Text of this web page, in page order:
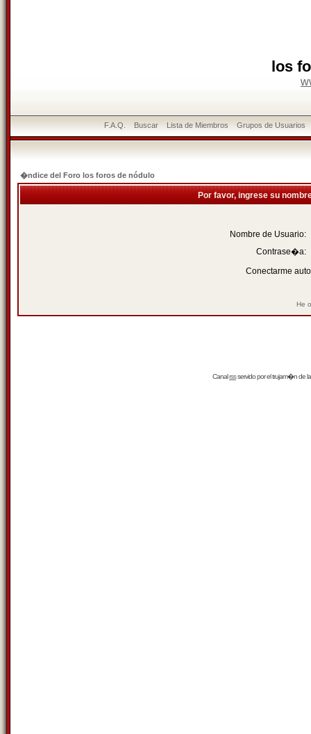
los
F.A.Q. Buscar Lista de Miembros Grupos de Usuarios
�ndice del Foro los foros de nódulo
Por favor, ingrese su
Nombre de Usuario:
Contrase�a:
Conectarme
He
Canalrssservido por eltrujam�nde